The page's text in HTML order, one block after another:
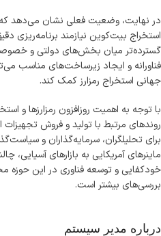
در نهایت، وضعیت فعلی نشان می‌دهد که
استخراج بیت‌کوین نیازمند برنامه‌ریزی
گسترده‌تر میان بخش‌های دولتی و
فناورانه و ایجاد زیرساخت‌های مناسب
جهانی استخراج رمزارز کمک کند.
با توجه به اهمیت روزافزون رمزارزها و
روندهای مرتبط با تولید و فروش
برای تحلیلگران، سرمایه‌گذاران و
ماینرهای آمریکایی به بازارهای
خودکفایی و توسعه فناوری در این حوزه
بررسی‌های بیشتر است.
درباره مدیر سیستم